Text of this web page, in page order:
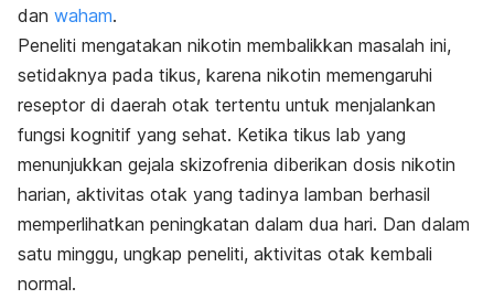
dan waham.
Peneliti mengatakan nikotin membalikkan masalah ini,
setidaknya pada tikus, karena nikotin memengaruhi
reseptor di daerah otak tertentu untuk menjalankan
fungsi kognitif yang sehat. Ketika tikus lab yang
menunjukkan gejala skizofrenia diberikan dosis nikotin
harian, aktivitas otak yang tadinya lamban berhasil
memperlihatkan peningkatan dalam dua hari. Dan dalam
satu minggu, ungkap peneliti, aktivitas otak kembali
normal.